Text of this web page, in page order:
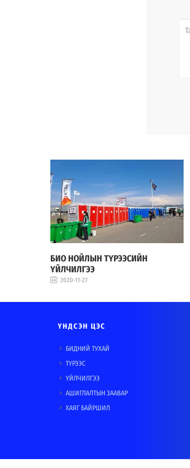
БИО НОЙЛЫН ТҮРЭЭСИЙН
ҮЙЛЧИЛГЭЭ
2020-11-27
ҮНДСЭН ЦЭС
БИДНИЙ ТУХАЙ
ТҮРЭЭС
ҮЙЛЧИЛГЭЭ
АШИГЛАЛТЫН ЗААВАР
ХАЯГ БАЙРШИЛ